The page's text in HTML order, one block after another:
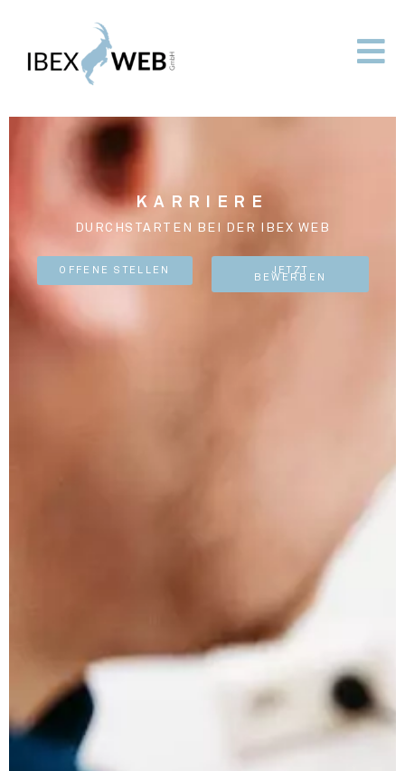
KARRIERE
DURCHSTARTEN BEI DER IBEX WEB
OFFENE STELLEN JETZT
BEWERBEN